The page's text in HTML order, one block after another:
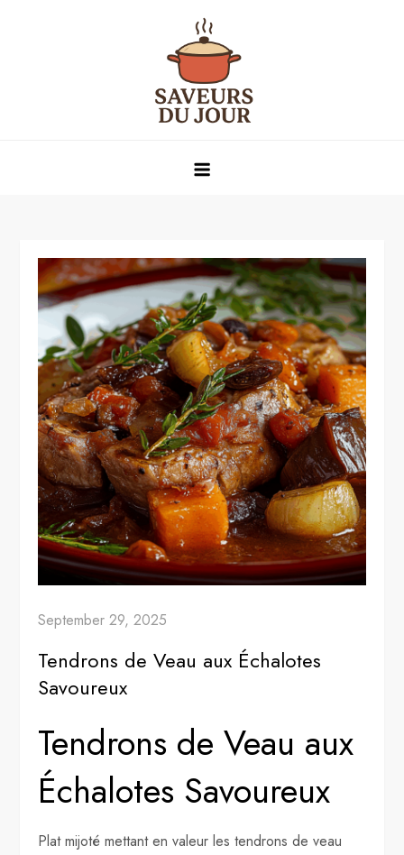
September 29, 2025
Tendrons de Veau aux Échalotes
Savoureux
Tendrons de Veau aux
Échalotes Savoureux
Plat mijoté mettant en valeur les tendrons de veau